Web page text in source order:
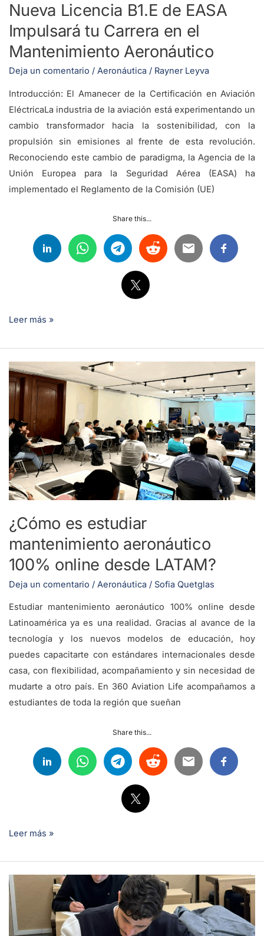
Nueva Licencia B1.E de EASA
Impulsará tu Carrera en el
Mantenimiento Aeronáutico
Deja un comentario / Aeronáutica / Rayner Leyva
Introducción: El Amanecer de la Certificación en Aviación
EléctricaLa industria de la aviación está experimentando un
cambio transformador hacia la sostenibilidad, con la
propulsión sin emisiones al frente de esta revolución.
Reconociendo este cambio de paradigma, la Agencia de la
Unión Europea para la Seguridad Aérea (EASA) ha
implementado el Reglamento de la Comisión (UE)
Share this...
Carrera
en
Mantenimiento
Aeronáutico
Leer más »
¿Cómo es estudiar
mantenimiento aeronáutico
100% online desde LATAM?
Deja un comentario / Aeronáutica / Sofia Quetglas
Estudiar mantenimiento aeronáutico 100% online desde
Latinoamérica ya es una realidad. Gracias al avance de la
tecnología y los nuevos modelos de educación, hoy
puedes capacitarte con estándares internacionales desde
casa, con flexibilidad, acompañamiento y sin necesidad de
mudarte a otro país. En 360 Aviation Life acompañamos a
estudiantes de toda la región que sueñan
Share this...
¿Cómo
es
estudiar
mantenimiento
aeronáutico
100%
online
desde
LATAM?
Leer más »
Exámenes
EASA
Parte-
66: